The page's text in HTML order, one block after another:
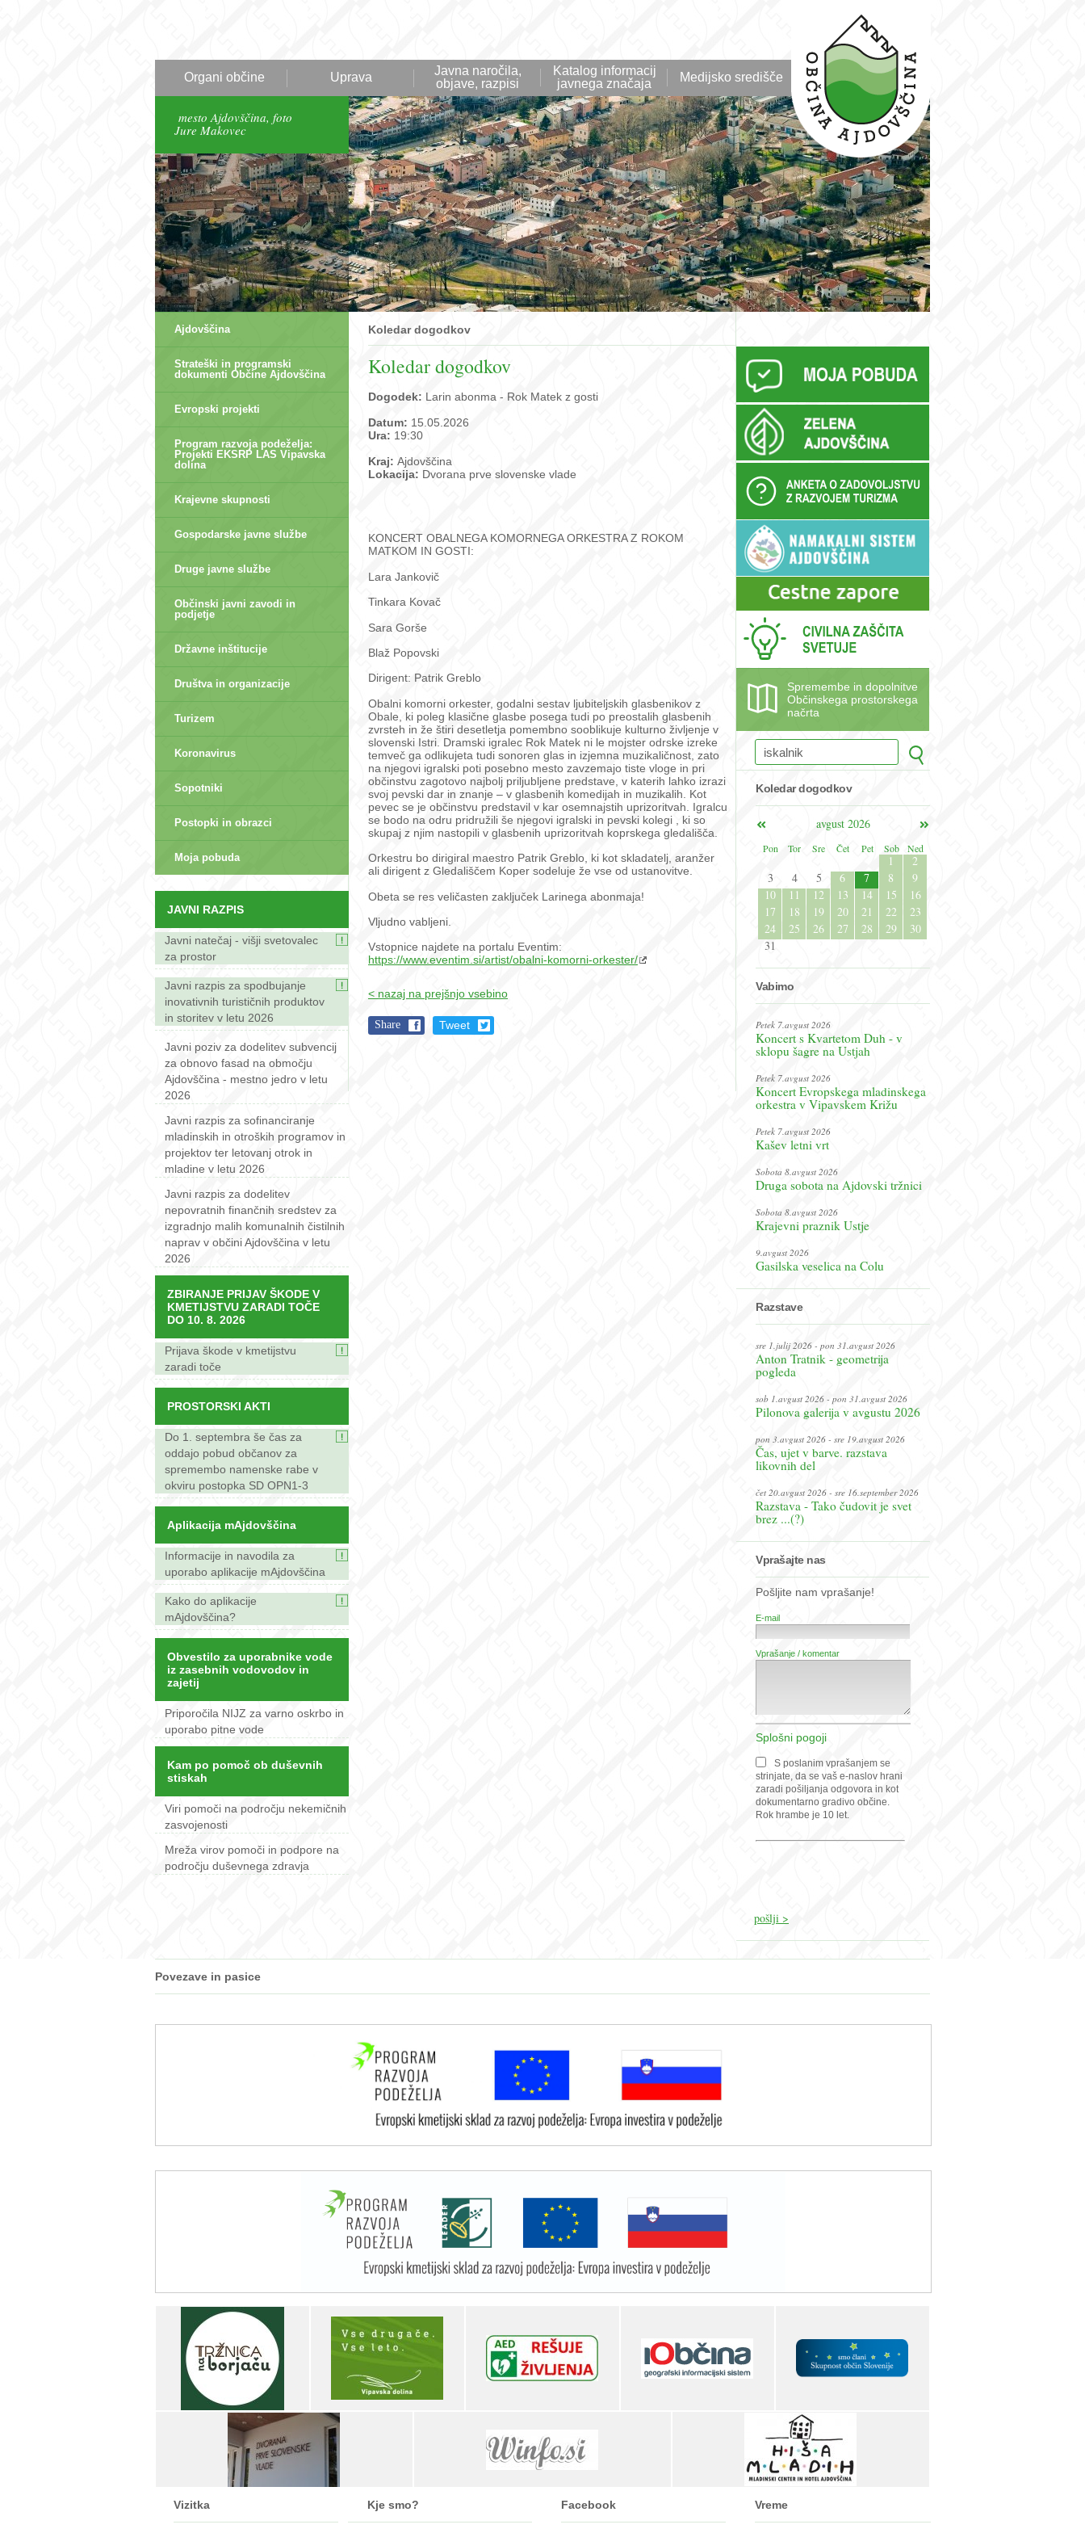
Organi občine Uprava
Javna naročila,
objave, razpisi
Katalog informacij
javnega značaja
Medijsko središče
mesto Ajdovščina, foto
Jure Makovec
Ajdovščina
Strateški in programski
dokumenti Občine Ajdovščina
Evropski projekti
Program razvoja podeželja:
Projekti EKSRP LAS Vipavska
dolina
Krajevne skupnosti
Gospodarske javne službe
Druge javne službe
Občinski javni zavodi in
podjetje
Državne inštitucije
Društva in organizacije
Turizem
Koronavirus
Sopotniki
Postopki in obrazci
Moja pobuda
JAVNI RAZPIS
Javni natečaj - višji svetovalec
za prostor
Javni razpis za spodbujanje
inovativnih turističnih produktov
in storitev v letu 2026
Javni poziv za dodelitev subvencij
za obnovo fasad na območju
Ajdovščina - mestno jedro v letu
2026
Javni razpis za sofinanciranje
mladinskih in otroških programov in
projektov ter letovanj otrok in
mladine v letu 2026
Javni razpis za dodelitev
nepovratnih finančnih sredstev za
izgradnjo malih komunalnih čistilnih
naprav v občini Ajdovščina v letu
2026
ZBIRANJE PRIJAV ŠKODE V
KMETIJSTVU ZARADI TOČE
DO 10. 8. 2026
Prijava škode v kmetijstvu
zaradi toče
PROSTORSKI AKTI
Do 1. septembra še čas za
oddajo pobud občanov za
spremembo namenske rabe v
okviru postopka SD OPN1-3
Aplikacija mAjdovščina
Informacije in navodila za
uporabo aplikacije mAjdovščina
Kako do aplikacije
mAjdovščina?
Obvestilo za uporabnike vode
iz zasebnih vodovodov in
zajetij
Priporočila NIJZ za varno oskrbo in
uporabo pitne vode
Kam po pomoč ob duševnih
stiskah
Viri pomoči na področju nekemičnih
zasvojenosti
Mreža virov pomoči in podpore na
področju duševnega zdravja
Koledar dogodkov
Koledar dogodkov
Dogodek: Larin abonma - Rok Matek z gosti
Datum: 15.05.2026
Ura: 19:30
Kraj: Ajdovščina
Lokacija: Dvorana prve slovenske vlade
KONCERT OBALNEGA KOMORNEGA ORKESTRA Z ROKOM
MATKOM IN GOSTI:
Lara Jankovič
Tinkara Kovač
Sara Gorše
Blaž Popovski
Dirigent: Patrik Greblo
Obalni komorni orkester, godalni sestav ljubiteljskih glasbenikov z
Obale, ki poleg klasične glasbe posega tudi po preostalih glasbenih
zvrsteh in že štiri desetletja pomembno sooblikuje kulturno življenje v
slovenski Istri. Dramski igralec Rok Matek ni le mojster odrske izreke
temveč ga odlikujeta tudi sonoren glas in izjemna muzikaličnost, zato
na njegovi igralski poti posebno mesto zavzemajo tiste vloge in pri
občinstvu zagotovo najbolj priljubljene predstave, v katerih lahko izrazi
svoj pevski dar in znanje – v glasbenih komedijah in muzikalih. Kot
pevec se je občinstvu predstavil v kar osemnajstih uprizoritvah. Igralcu
se bodo na odru pridružili še njegovi igralski in pevski kolegi , ki so
skupaj z njim nastopili v glasbenih uprizoritvah koprskega gledališča.
Orkestru bo dirigiral maestro Patrik Greblo, ki kot skladatelj, aranžer
ali dirigent z Gledališčem Koper sodeluje že vse od ustanovitve.
Obeta se res veličasten zaključek Larinega abonmaja!
Vljudno vabljeni.
Vstopnice najdete na portalu Eventim:
https://www.eventim.si/artist/obalni-komorni-orkester/
< nazaj na prejšnjo vsebino
Share Tweet
Spremembe in dopolnitve
Občinskega prostorskega
načrta
Koledar dogodkov
avgust 2026
Pon
Tor Sre Čet Pet Sob Ned
1
2
3
4 5 6 7 8
9
10
11 12 13 14 15
16
17
18 19 20 21 22
23
24
25 26 27 28 29
30
31
Vabimo
Petek 7.avgust 2026
Koncert s Kvartetom Duh - v
sklopu šagre na Ustjah
Petek 7.avgust 2026
Koncert Evropskega mladinskega
orkestra v Vipavskem Križu
Petek 7.avgust 2026
Kašev letni vrt
Sobota 8.avgust 2026
Druga sobota na Ajdovski tržnici
Sobota 8.avgust 2026
Krajevni praznik Ustje
9.avgust 2026
Gasilska veselica na Colu
Razstave
sre 1.julij 2026 - pon 31.avgust 2026
Anton Tratnik - geometrija
pogleda
sob 1.avgust 2026 - pon 31.avgust 2026
Pilonova galerija v avgustu 2026
pon 3.avgust 2026 - sre 19.avgust 2026
Čas, ujet v barve. razstava
likovnih del
čet 20.avgust 2026 - sre 16.september 2026
Razstava - Tako čudovit je svet
brez ...(?)
Vprašajte nas
Pošljite nam vprašanje!
E-mail
Vprašanje / komentar
Splošni pogoji
S poslanim vprašanjem se
strinjate, da se vaš e-naslov hrani
zaradi pošiljanja odgovora in kot
dokumentarno gradivo občine.
Rok hrambe je 10 let.
Povezave in pasice
Vizitka Kje smo? Facebook Vreme